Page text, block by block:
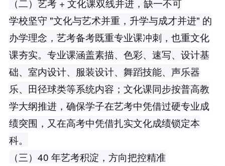
学校坚守 "文化与艺术并重，升学与成才并进" 的
办学理念，艺考备考既重专业课冲刺，也重文化
课夯实。专业课涵盖素描、色彩、速写、设计基
础、室内设计、服装设计、舞蹈技能、声乐器
乐、田径球类等系统内容；文化课同步按普高教
学大纲推进，确保学子在艺考中凭借过硬专业成
绩突围，又在高考中凭借扎实文化成绩锁定本
科。
（三）40 年艺考积淀，方向把控精准